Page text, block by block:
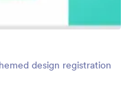
design registration